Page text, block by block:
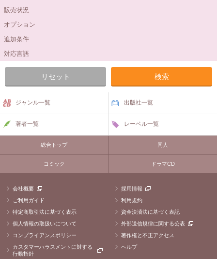
販売状況
オプション
追加条件
対応言語
ジャンル一覧 出版社一覧
著者一覧 レーベル一覧
総合トップ 同人
コミック ドラマCD
会社概要
採用情報
ご利用ガイド
利用規約
特定商取引法に基づく表示
資金決済法に基づく表記
個人情報の取扱いについて
外部送信規律に関する公表
コンプライアンスポリシー
著作権と不正アクセス
カスタマーハラスメントに対する
行動指針
ヘルプ